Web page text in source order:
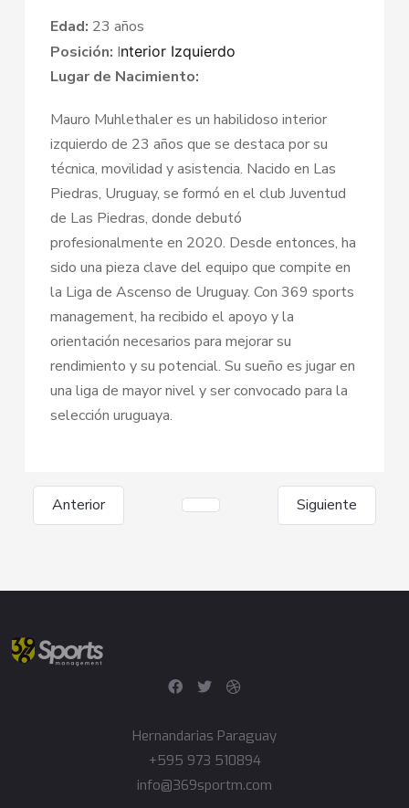
Edad: 23 años
Posición: Interior Izquierdo
Lugar de Nacimiento:
Mauro Muhlethaler es un habilidoso interior
izquierdo de 23 años que se destaca por su
técnica, movilidad y asistencia. Nacido en Las
Piedras, Uruguay, se formó en el club Juventud
de Las Piedras, donde debutó
profesionalmente en 2020. Desde entonces, ha
sido una pieza clave del equipo que compite en
la Liga de Ascenso de Uruguay. Con 369 sports
management, ha recibido el apoyo y la
orientación necesarios para mejorar su
rendimiento y su potencial. Su sueño es jugar en
una liga de mayor nivel y ser convocado para la
selección uruguaya.
Anterior Siguiente
Hernandarias Paraguay
+595 973 510894
info@369sportm.com